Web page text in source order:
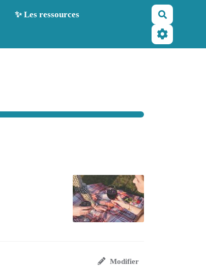
✨ Les ressources
Modifier